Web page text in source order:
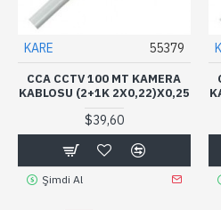
KARE 55379
CCA CCTV 100 MT KAMERA
KABLOSU (2+1K 2X0,22)X0,25
$39,60
Şimdi Al